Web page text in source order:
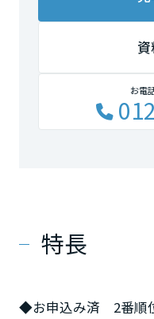
お電
特長
◆お申込み済 2番順